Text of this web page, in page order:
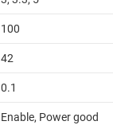
100
42
0.1
Enable, Power good